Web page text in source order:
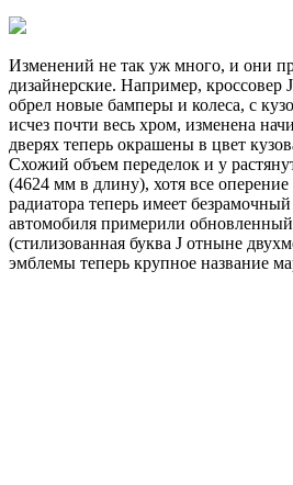
Изменений не так уж много, и они
дизайнерские. Например, кроссовер
обрел новые бамперы и колеса, с
исчез почти весь хром, изменена
дверях теперь окрашены в цвет
Схожий объем переделок и у
(4624 мм в длину), хотя все оперение
радиатора теперь имеет
автомобиля примерили
(стилизованная буква J отныне
эмблемы теперь крупное название